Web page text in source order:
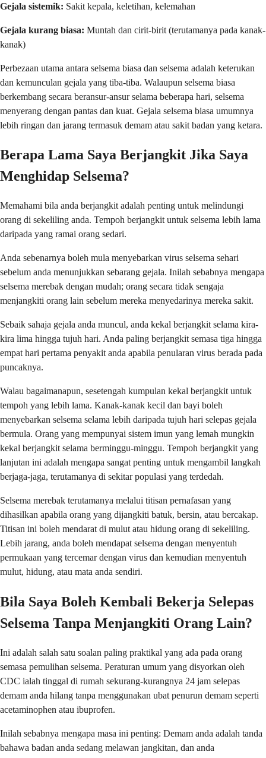
Gejala sistemik: Sakit kepala, keletihan, kelemahan
Gejala kurang biasa: Muntah dan cirit-birit (terutamanya pada kanak-
kanak)
Perbezaan utama antara selsema biasa dan selsema adalah keterukan
dan kemunculan gejala yang tiba-tiba. Walaupun selsema biasa
berkembang secara beransur-ansur selama beberapa hari, selsema
menyerang dengan pantas dan kuat. Gejala selsema biasa umumnya
lebih ringan dan jarang termasuk demam atau sakit badan yang ketara.
Berapa Lama Saya Berjangkit Jika Saya
Menghidap Selsema?
Memahami bila anda berjangkit adalah penting untuk melindungi
orang di sekeliling anda. Tempoh berjangkit untuk selsema lebih lama
daripada yang ramai orang sedari.
Anda sebenarnya boleh mula menyebarkan virus selsema sehari
sebelum anda menunjukkan sebarang gejala. Inilah sebabnya mengapa
selsema merebak dengan mudah; orang secara tidak sengaja
menjangkiti orang lain sebelum mereka menyedarinya mereka sakit.
Sebaik sahaja gejala anda muncul, anda kekal berjangkit selama kira-
kira lima hingga tujuh hari. Anda paling berjangkit semasa tiga hingga
empat hari pertama penyakit anda apabila penularan virus berada pada
puncaknya.
Walau bagaimanapun, sesetengah kumpulan kekal berjangkit untuk
tempoh yang lebih lama. Kanak-kanak kecil dan bayi boleh
menyebarkan selsema selama lebih daripada tujuh hari selepas gejala
bermula. Orang yang mempunyai sistem imun yang lemah mungkin
kekal berjangkit selama berminggu-minggu. Tempoh berjangkit yang
lanjutan ini adalah mengapa sangat penting untuk mengambil langkah
berjaga-jaga, terutamanya di sekitar populasi yang terdedah.
Selsema merebak terutamanya melalui titisan pernafasan yang
dihasilkan apabila orang yang dijangkiti batuk, bersin, atau bercakap.
Titisan ini boleh mendarat di mulut atau hidung orang di sekeliling.
Lebih jarang, anda boleh mendapat selsema dengan menyentuh
permukaan yang tercemar dengan virus dan kemudian menyentuh
mulut, hidung, atau mata anda sendiri.
Bila Saya Boleh Kembali Bekerja Selepas
Selsema Tanpa Menjangkiti Orang Lain?
Ini adalah salah satu soalan paling praktikal yang ada pada orang
semasa pemulihan selsema. Peraturan umum yang disyorkan oleh
CDC ialah tinggal di rumah sekurang-kurangnya 24 jam selepas
demam anda hilang tanpa menggunakan ubat penurun demam seperti
acetaminophen atau ibuprofen.
Inilah sebabnya mengapa masa ini penting: Demam anda adalah tanda
bahawa badan anda sedang melawan jangkitan, dan anda